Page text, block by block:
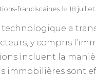
franciscaines le 18
technologique a
y compris
incluent la
immobilières sont